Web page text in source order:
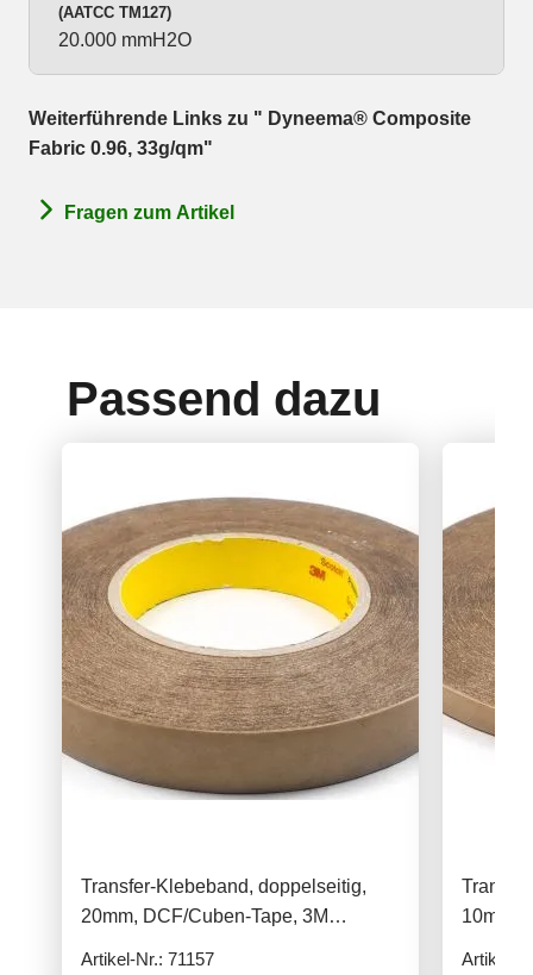
(AATCC TM127)
20.000 mmH2O
Weiterführende Links zu " Dyneema® Composite
Fabric 0.96, 33g/qm"
Fragen zum Artikel
Passend dazu
Transfer-Klebeband, doppelseitig,
20mm, DCF/Cuben-Tape, 3M
Artikel-Nr.: 71157
10mm,
Artikel-